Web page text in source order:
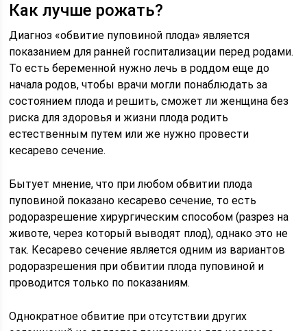
Как лучше рожать?
Диагноз «обвитие пуповиной плода» является
показанием для ранней госпитализации перед родами.
То есть беременной нужно лечь в роддом еще до
начала родов, чтобы врачи могли понаблюдать за
состоянием плода и решить, сможет ли женщина без
риска для здоровья и жизни плода родить
естественным путем или же нужно провести
кесарево сечение.
Бытует мнение, что при любом обвитии плода
пуповиной показано кесарево сечение, то есть
родоразрешение хирургическим способом (разрез на
животе, через который выводят плод), однако это не
так. Кесарево сечение является одним из вариантов
родоразрешения при обвитии плода пуповиной и
проводится только по показаниям.
Однократное обвитие при отсутствии других